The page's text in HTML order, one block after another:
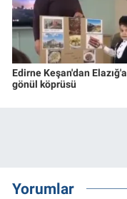
Edirne Keşan'dan Elazığ'a
gönül köprüsü
Yorumlar